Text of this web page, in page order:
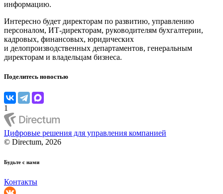
информацию.
Интересно будет директорам по развитию, управлению
персоналом, ИТ-директорам, руководителям бухгалтерии,
кадровых, финансовых, юридических
и делопроизводственных департаментов, генеральным
директорам и владельцам бизнеса.
Поделитесь новостью
1
Цифровые решения для управления компанией
© Directum, 2026
Будьте с нами
Контакты